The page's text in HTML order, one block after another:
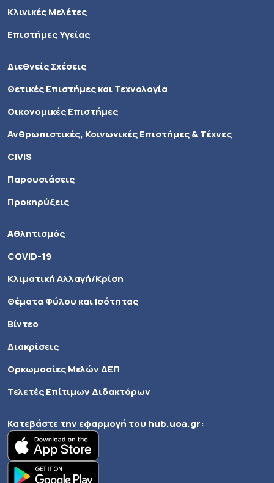
Κλινικές Μελέτες
Επιστήμες Υγείας
Διεθνείς Σχέσεις
Θετικές Επιστήμες και Τεχνολογία
Οικονομικές Επιστήμες
Ανθρωπιστικές, Κοινωνικές Επιστήμες & Τέχνες
CIVIS
Παρουσιάσεις
Προκηρύξεις
Αθλητισμός
COVID-19
Κλιματική Αλλαγή/Κρίση
Θέματα Φύλου και Ισότητας
Βίντεο
Διακρίσεις
Ορκωμοσίες Μελών ΔΕΠ
Τελετές Επίτιμων Διδακτόρων
Κατεβάστε την εφαρμογή του hub.uoa.gr: